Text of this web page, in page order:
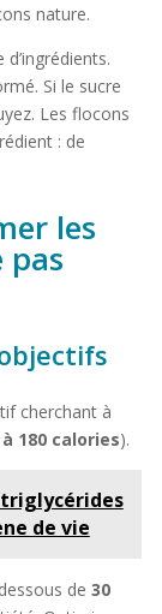
nature.
Si le sucre
Les flocons
: de
les
pas
cherchant à
à 180 calories).
de vie
de 30